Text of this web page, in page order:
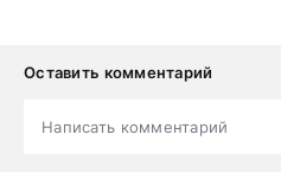
Оставить комментарий
Написать комментарий